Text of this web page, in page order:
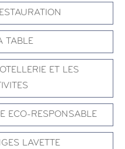
TABLE
ET LES
ECO-RESPONSABLE
LAVETTE